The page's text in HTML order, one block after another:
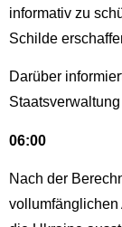
informativ zu
Schilde
Darüber
06:00
Nach der
vollumfänglichen